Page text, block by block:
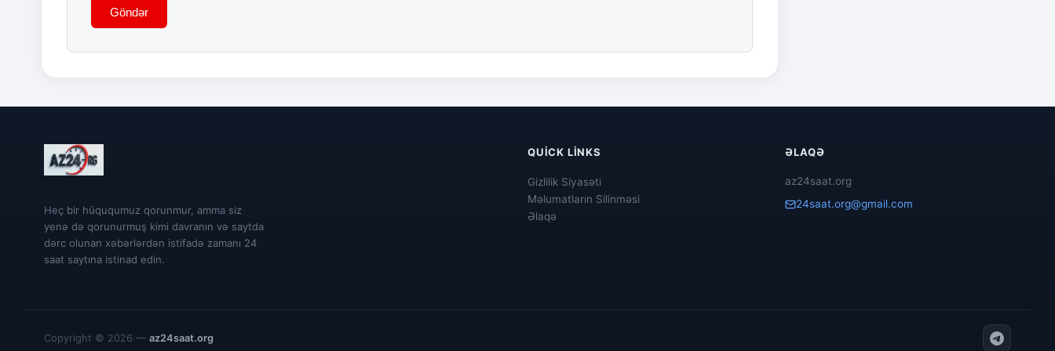
Göndər
Heç bir hüququmuz qorunmur, amma siz
yenə də qorunurmuş kimi davranın və saytda
dərc olunan xəbərlərdən istifadə zamanı 24
saat saytına istinad edin.
QUICK LINKS
Gizlilik Siyasəti
Məlumatların Silinməsi
Əlaqə
ƏLAQƏ
az24saat.org
24saat.org@gmail.com
Copyright © 2026 — az24saat.org